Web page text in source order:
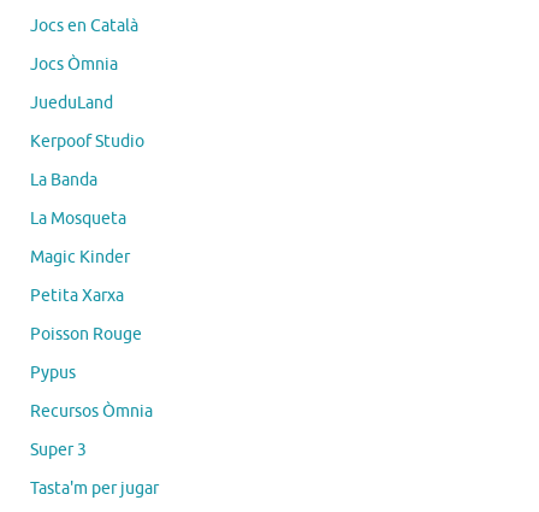
Jocs en Català
Jocs Òmnia
JueduLand
Kerpoof Studio
La Banda
La Mosqueta
Magic Kinder
Petita Xarxa
Poisson Rouge
Pypus
Recursos Òmnia
Super 3
Tasta'm per jugar